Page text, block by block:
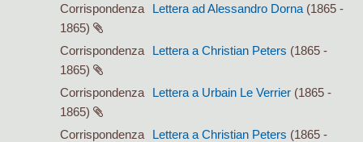
Corrispondenza
Lettera ad Alessandro Dorna (1865 -
1865)
Corrispondenza
Lettera a Christian Peters (1865 -
1865)
Corrispondenza
Lettera a Urbain Le Verrier (1865 -
1865)
Corrispondenza
Lettera a Christian Peters (1865 -